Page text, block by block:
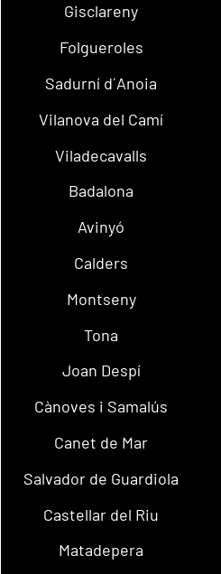
Gisclareny
Folgueroles
Sadurní d´Anoia
Vilanova del Camí
Viladecavalls
Badalona
Avinyó
Calders
Montseny
Tona
Joan Despí
Cànoves i Samalús
Canet de Mar
Salvador de Guardiola
Castellar del Riu
Matadepera